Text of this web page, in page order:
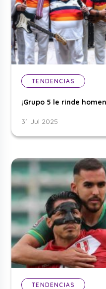
TENDENCIAS
¡Grupo 5 le rinde
31 Jul 2025
TENDENCIAS